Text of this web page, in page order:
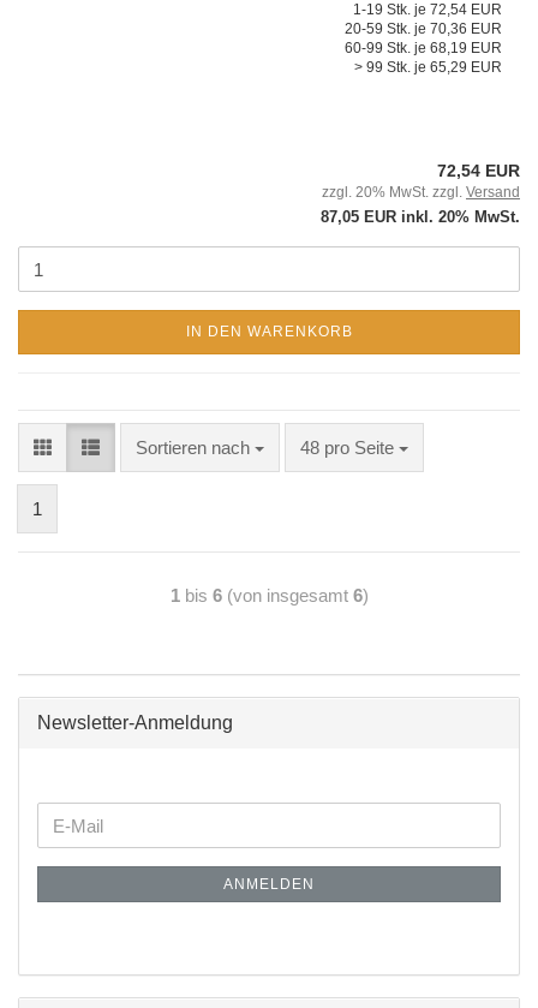
1-19 Stk. je 72,54 EUR
20-59 Stk. je 70,36 EUR
60-99 Stk. je 68,19 EUR
> 99 Stk. je 65,29 EUR
72,54 EUR
zzgl. 20% MwSt. zzgl. Versand
87,05 EUR inkl. 20% MwSt.
IN DEN WARENKORB
Sortieren nach 48 pro Seite
1
1bis 6(von insgesamt 6)
Newsletter-Anmeldung
ANMELDEN